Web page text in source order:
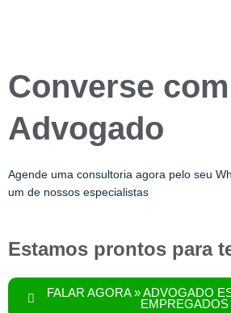
Converse
Advogado
Agende uma consultoria agora pelo seu
um de nossos especialistas
Estamos prontos para
FALAR AGORA » ADVOGADO
EMPREGADOS